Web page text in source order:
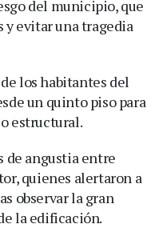
del municipio, que
evitar una tragedia
los habitantes del
un quinto piso para
estructural.
de angustia entre
quienes alertaron a
observar la gran
la edificación.